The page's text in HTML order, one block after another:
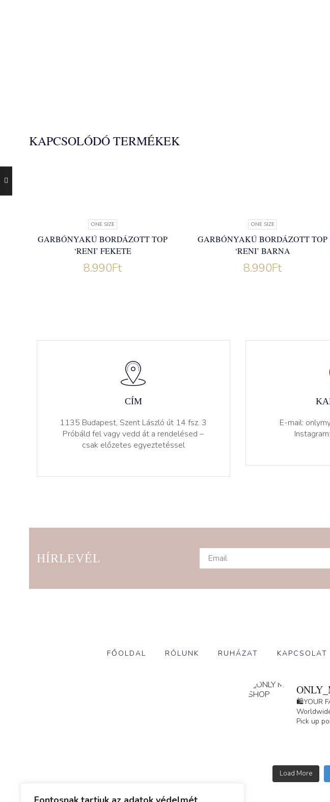
KAPCSOLÓDÓ TERMÉKEK
ONE SIZE
GARBÓNYAKÚ BORDÁZOTT TOP
‘RENI’ FEKETE
8.990Ft
ONE SIZE
GARBÓNYAKÚ BORDÁZOTT TOP
‘RENI’ BARNA
8.990Ft
CÍM
1135 Budapest, Szent László út 14 fsz. 3
Próbáld fel vagy vedd át a rendelésed –
csak előzetes egyeztetéssel
E-mail:
HÍRLEVÉL
FŐOLDAL RÓLUNK RUHÁZAT KAPCSOLAT
🛍️YOUR
Pick up
Load More